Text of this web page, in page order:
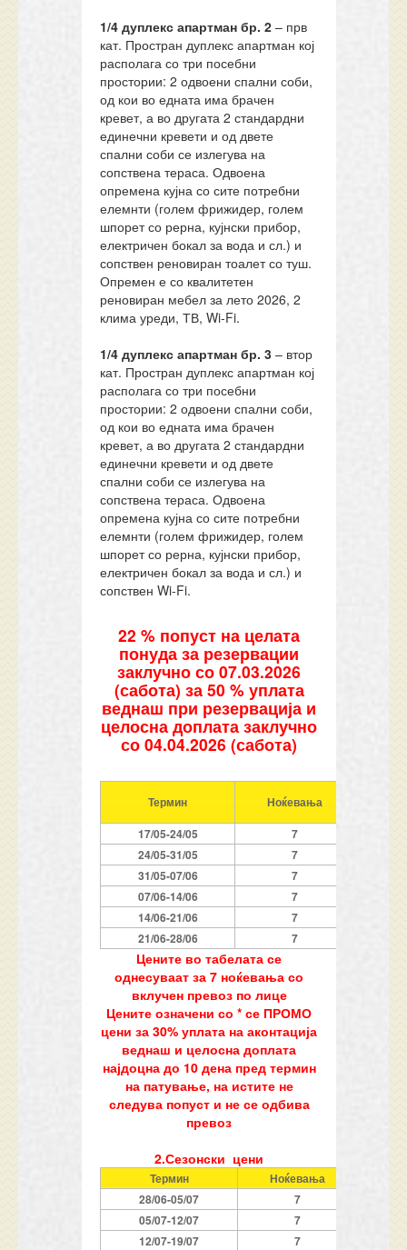
1/4 дуплекс апартман бр. 2 – прв
кат. Простран дуплекс апартман кој
располага со три посебни
простории: 2 одвоени спални соби,
од кои во едната има брачен
кревет, а во другата 2 стандардни
единечни кревети и од двете
спални соби се излегува на
сопствена тераса. Одвоена
опремена кујна со сите потребни
елемнти (голем фрижидер, голем
шпорет со рерна, кујнски прибор,
електричен бокал за вода и сл.) и
сопствен реновиран тоалет со туш.
Опремен е со квалитетен
реновиран мебел за лето 2026, 2
клима уреди, ТВ, Wi-Fi.
1/4 дуплекс апартман бр. 3 – втор
кат. Простран дуплекс апартман кој
располага со три посебни
простории: 2 одвоени спални соби,
од кои во едната има брачен
кревет, а во другата 2 стандардни
единечни кревети и од двете
спални соби се излегува на
сопствена тераса. Одвоена
опремена кујна со сите потребни
елемнти (голем фрижидер, голем
шпорет со рерна, кујнски прибор,
електричен бокал за вода и сл.) и
сопствен Wi-Fi.
22 % попуст на целата
понуда за резервации
заклучно со 07.03.2026
(сабота) за 50 % уплата
веднаш при резервација и
целосна доплата заклучно
со 04.04.2026 (сабота)
Термин Ноќевања
17/05-24/05
7
24/05-31/05
7
31/05-07/06
7
07/06-14/06
7
14/06-21/06
7
21/06-28/06
7
Цените во табелата се
однесуваат за 7 ноќевања со
вклучен превоз по лице
Цените означени со * се ПРОМО
цени за 30% уплата на аконтација
веднаш и целосна доплата
најдоцна до 10 дена пред термин
на патување, на истите не
следува попуст и не се одбива
превоз
2.Сезонски цени
Термин Ноќевања
28/06-05/07
7
05/07-12/07
7
12/07-19/07
7